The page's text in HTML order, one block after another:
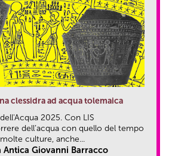
clessidra ad acqua tolemaica
2025. Con LIS
dell’acqua con quello del tempo
culture, anche...
Antica Giovanni Barracco